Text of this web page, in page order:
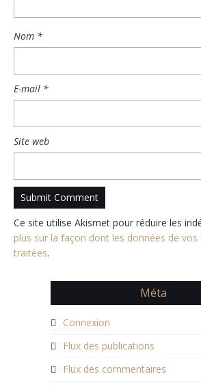
Nom *
E-mail *
Site web
Ce site utilise Akismet pour réduire les
plus sur la façon dont les données de
traitées.
Méta
Connexion
Flux des publications
Flux des commentaires